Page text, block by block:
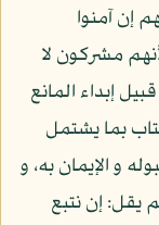
إن آمنوا
مشركون لا
إبداء المانع
بما يشتمل
و الإيمان به، و
يقل: إن نتبع